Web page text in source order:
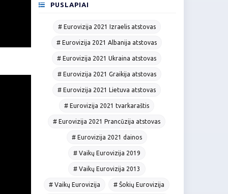
PUSLAPIAI
# Eurovizija 2021 Izraelis atstovas
# Eurovizija 2021 Albanija atstovas
# Eurovizija 2021 Ukraina atstovas
# Eurovizija 2021 Graikija atstovas
# Eurovizija 2021 Lietuva atstovas
# Eurovizija 2021 tvarkaraštis
# Eurovizija 2021 Prancūzija atstovas
# Eurovizija 2021 dainos
# Vaikų Eurovizija 2019
# Vaikų Eurovizija 2013
# Vaikų Eurovizija # Šokių Eurovizija